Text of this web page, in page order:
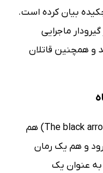
بیان کرده است.
ماجرایی
و همچنین قاتلان
کتاب تیر سیاه (The black arrow: a tale of the roses) ‌هم
و هم یک رمان
به عنوان یک